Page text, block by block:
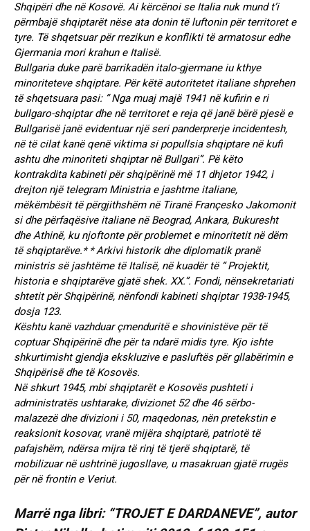
Shqipëri dhe në Kosovë. Ai kërcënoi se Italia nuk mund t’i
përmbajë shqiptarët nëse ata donin të luftonin për territoret e
tyre. Të shqetsuar për rrezikun e konflikti të armatosur edhe
Gjermania mori krahun e Italisë.
Bullgaria duke parë barrikadën italo-gjermane iu kthye
minoriteteve shqiptare. Për këtë autoritetet italiane shprehen
të shqetsuara pasi: “ Nga muaj majë 1941 në kufirin e ri
bullgaro-shqiptar dhe në territoret e reja që janë bërë pjesë e
Bullgarisë janë evidentuar një seri panderprerje incidentesh,
në të cilat kanë qenë viktima si popullsia shqiptare në kufi
ashtu dhe minoriteti shqiptar në Bullgari”. Pë këto
kontrakdita kabineti për shqipërinë më 11 dhjetor 1942, i
drejton një telegram Ministria e jashtme italiane,
mëkëmbësit të përgjithshëm në Tiranë Françesko Jakomonit
si dhe përfaqësive italiane në Beograd, Ankara, Bukuresht
dhe Athinë, ku njoftonte për problemet e minoritetit në dëm
të shqiptarëve.* * Arkivi historik dhe diplomatik pranë
ministris së jashtëme të Italisë, në kuadër të “ Projektit,
historia e shqiptarëve gjatë shek. XX.”. Fondi, nënsekretariati
shtetit për Shqipërinë, nënfondi kabineti shqiptar 1938-1945,
dosja 123.
Kështu kanë vazhduar çmenduritë e shovinistëve për të
coptuar Shqipërinë dhe për ta ndarë midis tyre. Kjo ishte
shkurtimisht gjendja ekskluzive e pasluftës për gllabërimin e
Shqipërisë dhe të Kosovës.
Në shkurt 1945, mbi shqiptarët e Kosovës pushteti i
administratës ushtarake, divizionet 52 dhe 46 sërbo-
malazezë dhe divizioni i 50, maqedonas, nën pretekstin e
reaksionit kosovar, vranë mijëra shqiptarë, patriotë të
pafajshëm, ndërsa mijra të rinj të tjerë shqiptarë, të
mobilizuar në ushtrinë jugosllave, u masakruan gjatë rrugës
për në frontin e Veriut.
Marrë nga libri: “TROJET E DARDANEVE”, autor